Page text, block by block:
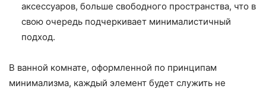
аксессуаров, больше свободного пространства, что в
свою очередь подчеркивает минималистичный
подход.
В ванной комнате, оформленной по принципам
минимализма, каждый элемент будет служить не